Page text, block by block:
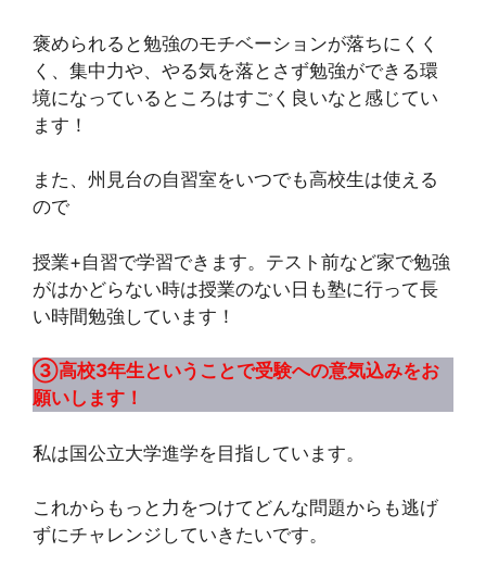
褒められると勉強のモチベーションが落ちにくく
く、集中力や、やる気を落とさず勉強ができる環
境になっているところはすごく良いなと感じてい
ます！
また、州見台の自習室をいつでも高校生は使える
ので
授業+自習で学習できます。テスト前など家で勉強
がはかどらない時は授業のない日も塾に行って長
い時間勉強しています！
③高校3年生ということで受験への意気込みをお
願いします！
私は国公立大学進学を目指しています。
これからもっと力をつけてどんな問題からも逃げ
ずにチャレンジしていきたいです。